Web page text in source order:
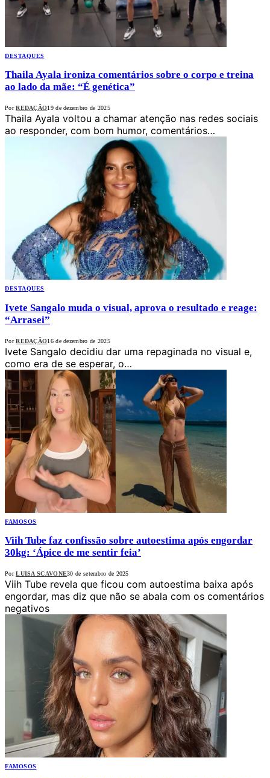
DESTAQUES
Thaila Ayala ironiza comentários sobre o corpo e treina
ao lado da mãe: “É genética”
Por REDAÇÃO19 de dezembro de 2025
Thaila Ayala voltou a chamar atenção nas redes sociais
ao responder, com bom humor, comentários…
DESTAQUES
Ivete Sangalo muda o visual, aprova o resultado e reage:
“Arrasei”
Por REDAÇÃO16 de dezembro de 2025
Ivete Sangalo decidiu dar uma repaginada no visual e,
como era de se esperar, o…
FAMOSOS
Viih Tube faz confissão sobre autoestima após engordar
30kg: ‘Ápice de me sentir feia’
Por LUISA SCAVONE30 de setembro de 2025
Viih Tube revela que ficou com autoestima baixa após
engordar, mas diz que não se abala com os comentários
negativos
FAMOSOS